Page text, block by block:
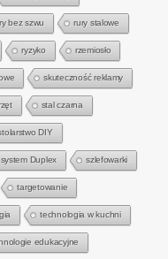
bez szwu rury stalowe
ryzyko rzemiosło
skuteczność reklamy
stal czarna
DIY
system Duplex szlefowarki
targetowanie
technologia w kuchni
edukacyjne